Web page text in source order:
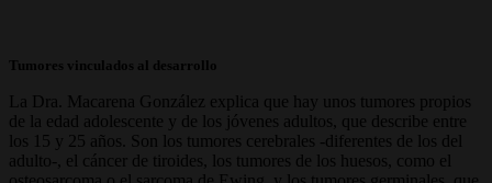
Tumores vinculados al desarrollo
La Dra. Macarena González explica que hay unos tumores propios
de la edad adolescente y de los jóvenes adultos, que describe entre
los 15 y 25 años. Son los tumores cerebrales -diferentes de los del
adulto-, el cáncer de tiroides, los tumores de los huesos, como el